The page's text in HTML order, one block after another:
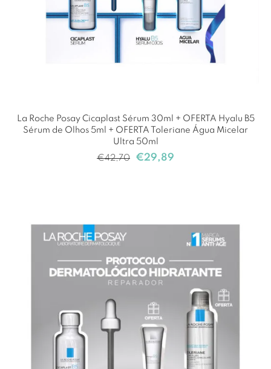
La Roche Posay Cicaplast Sérum 30ml + OFERTA Hyalu B5
Sérum de Olhos 5ml + OFERTA Toleriane Água Micelar
Ultra 50ml
€42,70 €29,89